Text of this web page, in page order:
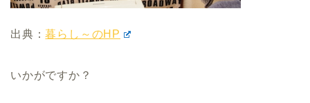
出典：暮らし～のHP
いかがですか？